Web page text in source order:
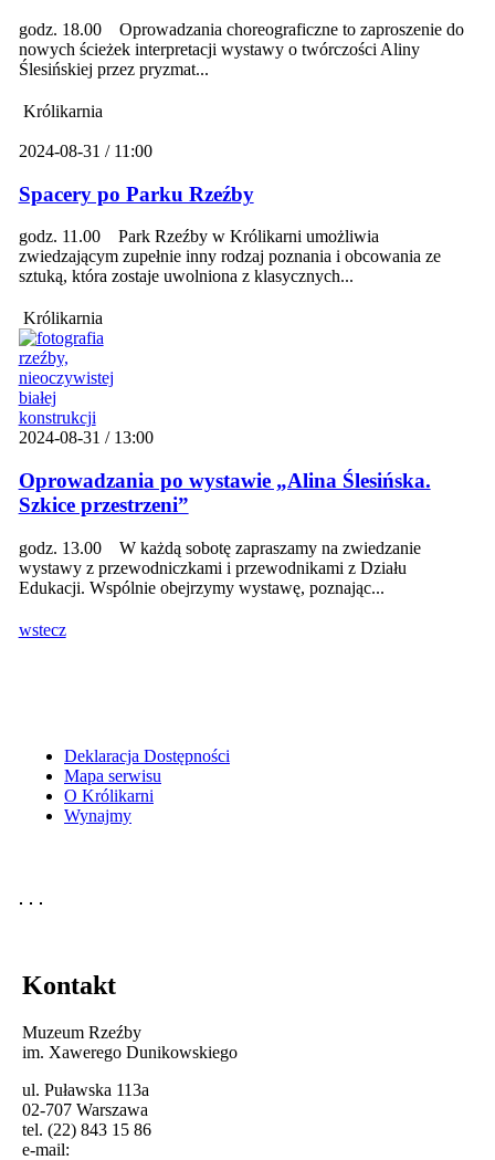
godz. 18.00 Oprowadzania choreograficzne to zaproszenie do
nowych ścieżek interpretacji wystawy o twórczości Aliny
Ślesińskiej przez pryzmat...
Królikarnia
2024-08-31 / 11:00
Spacery po Parku Rzeźby
godz. 11.00 Park Rzeźby w Królikarni umożliwia
zwiedzającym zupełnie inny rodzaj poznania i obcowania ze
sztuką, która zostaje uwolniona z klasycznych...
Królikarnia
2024-08-31 / 13:00
Oprowadzania po wystawie „Alina Ślesińska.
Szkice przestrzeni”
godz. 13.00 W każdą sobotę zapraszamy na zwiedzanie
wystawy z przewodniczkami i przewodnikami z Działu
Edukacji. Wspólnie obejrzymy wystawę, poznając...
wstecz
Deklaracja Dostępności
Mapa serwisu
O Królikarni
Wynajmy
Kontakt
Muzeum Rzeźby
im. Xawerego Dunikowskiego
ul. Puławska 113a
02-707 Warszawa
tel. (22) 843 15 86
e-mail: